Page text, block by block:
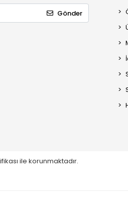
Gönder
ile korunmaktadır.